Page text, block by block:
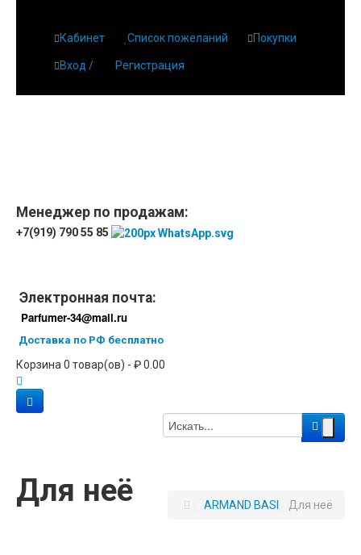
Кабинет Список пожеланий Покупки
Вход / Регистрация
Менеджер по продажам:
+7(919) 790 55 85
Электронная почта:
Parfumer-34@mail.ru
Доставка по РФ бесплатно
Корзина 0 товар(ов) - ₽ 0.00
Для неё ARMAND BASI Для неё
Парфюмерия
Новинки
Отзывы
Доставка